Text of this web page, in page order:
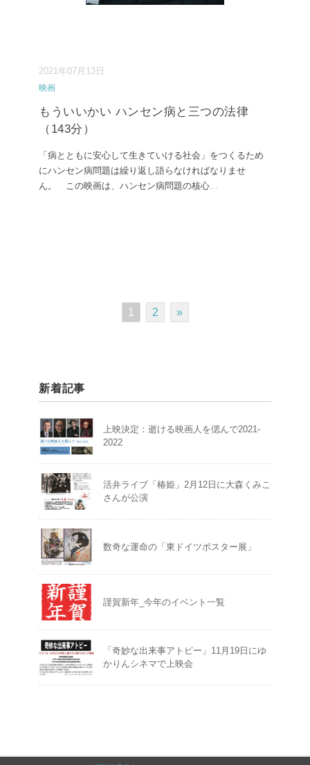
2021年07月13日
映画
もういいかい ハンセン病と三つの法律
（143分）
「病とともに安心して生きていける社会」をつくるため
にハンセン病問題は繰り返し語らなければなりませ
ん。 この映画は、ハンセン病問題の核心
1 2 »
新着記事
上映決定：逝ける映画人を偲んで2021-
2022
活弁ライブ「椿姫」2月12日に大森くみこ
さんが公演
数奇な運命の「東ドイツポスター展」
謹賀新年_今年のイベント一覧
「奇妙な出来事アトピー」11月19日にゆ
かりんシネマで上映会